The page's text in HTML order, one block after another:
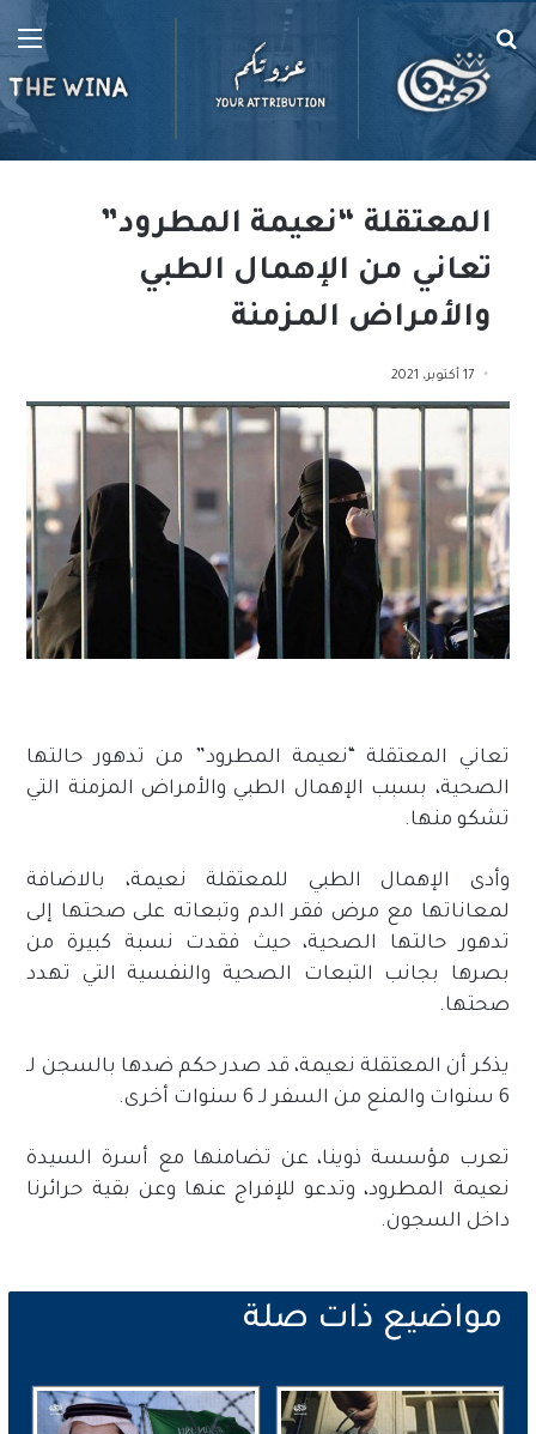
بحث
عن
المعتقلة “نعيمة المطرود”
تعاني من الإهمال الطبي
والأمراض المزمنة
17 أكتوبر، 2021
تعاني المعتقلة “نعيمة المطرود” من تدهور حالتها
الصحية، بسبب الإهمال الطبي والأمراض المزمنة التي
تشكو منها.
وأدى الإهمال الطبي للمعتقلة نعيمة، بالاضافة
لمعاناتها مع مرض فقر الدم وتبعاته على صحتها إلى
تدهور حالتها الصحية، حيث فقدت نسبة كبيرة من
بصرها بجانب التبعات الصحية والنفسية التي تهدد
صحتها.
يذكر أن المعتقلة نعيمة، قد صدر حكم ضدها بالسجن لـ
6 سنوات والمنع من السفر لـ 6 سنوات أخرى.
تعرب مؤسسة ذوينا، عن تضامنها مع أسرة السيدة
نعيمة المطرود، وتدعو للإفراج عنها وعن بقية حرائرنا
داخل السجون.